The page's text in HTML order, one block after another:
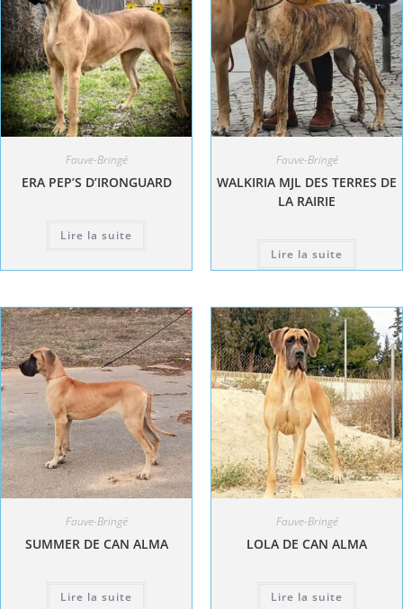
Fauve-Bringé
ERA PEP’S D’IRONGUARD
Lire la suite
Fauve-Bringé
WALKIRIA MJL DES TERRES DE
LA RAIRIE
Lire la suite
Fauve-Bringé
SUMMER DE CAN ALMA
Lire la suite
Fauve-Bringé
LOLA DE CAN ALMA
Lire la suite